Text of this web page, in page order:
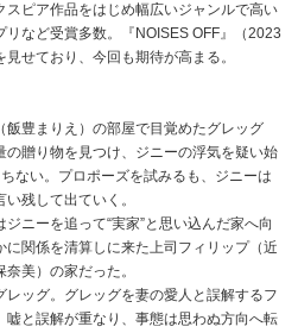
ピア作品をはじめ幅広いジャンルで高い
など受賞多数。『NOISES OFF』（2023
せており、今回も期待が高まる。
飯豊まりえ）の部屋で目覚めたグレッグ
の贈り物を見つけ、ジニーの浮気を疑い始
ない。プロポーズを試みるも、ジニーは
残して出ていく。
ニーを追って“実家”と思い込んだ家へ向
関係を清算しに来た上司フィリップ（近
美）の家だった。
ッグ。グレッグを妻の愛人と誤解するフ
嘘と誤解が重なり、事態は思わぬ方向へ転